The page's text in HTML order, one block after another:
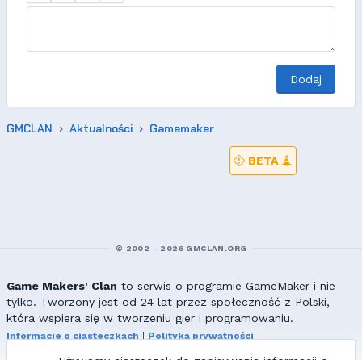
Dodaj
GMCLAN Aktualności Gamemaker
BETA
© 2002 - 2026 GMCLAN.ORG
Game Makers' Clan to serwis o programie GameMaker i nie
tylko. Tworzony jest od 24 lat przez społeczność z Polski,
która wspiera się w tworzeniu gier i programowaniu.
Informacje o ciasteczkach
Polityka prywatności